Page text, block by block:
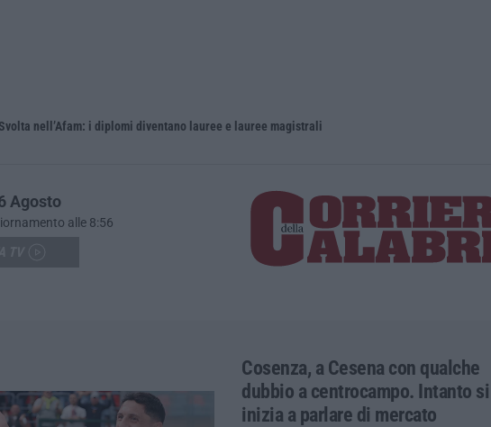
Svolta nell’Afam: i diplomi diventano lauree e lauree magistrali
Agosto
alle 8:56
Cosenza, a Cesena con qualche
dubbio a centrocampo. Intanto si
inizia a parlare di mercato